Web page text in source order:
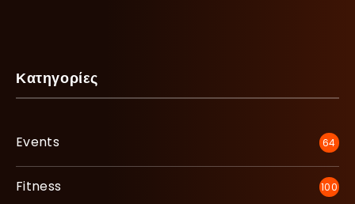
Κατηγορίες
Events 64
Fitness 100